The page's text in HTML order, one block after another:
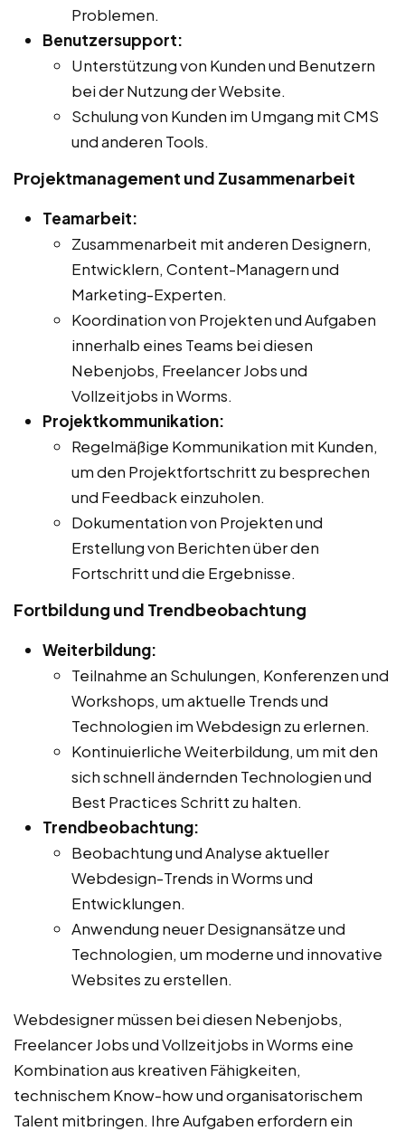
Problemen.
Benutzersupport:
Unterstützung von Kunden und Benutzern
bei der Nutzung der Website.
Schulung von Kunden im Umgang mit CMS
und anderen Tools.
Projektmanagement und Zusammenarbeit
Teamarbeit:
Zusammenarbeit mit anderen Designern,
Entwicklern, Content-Managern und
Marketing-Experten.
Koordination von Projekten und Aufgaben
innerhalb eines Teams bei diesen
Nebenjobs, Freelancer Jobs und
Vollzeitjobs in Worms.
Projektkommunikation:
Regelmäßige Kommunikation mit Kunden,
um den Projektfortschritt zu besprechen
und Feedback einzuholen.
Dokumentation von Projekten und
Erstellung von Berichten über den
Fortschritt und die Ergebnisse.
Fortbildung und Trendbeobachtung
Weiterbildung:
Teilnahme an Schulungen, Konferenzen und
Workshops, um aktuelle Trends und
Technologien im Webdesign zu erlernen.
Kontinuierliche Weiterbildung, um mit den
sich schnell ändernden Technologien und
Best Practices Schritt zu halten.
Trendbeobachtung:
Beobachtung und Analyse aktueller
Webdesign-Trends in Worms und
Entwicklungen.
Anwendung neuer Designansätze und
Technologien, um moderne und innovative
Websites zu erstellen.
Webdesigner müssen bei diesen Nebenjobs,
Freelancer Jobs und Vollzeitjobs in Worms eine
Kombination aus kreativen Fähigkeiten,
technischem Know-how und organisatorischem
Talent mitbringen. Ihre Aufgaben erfordern ein